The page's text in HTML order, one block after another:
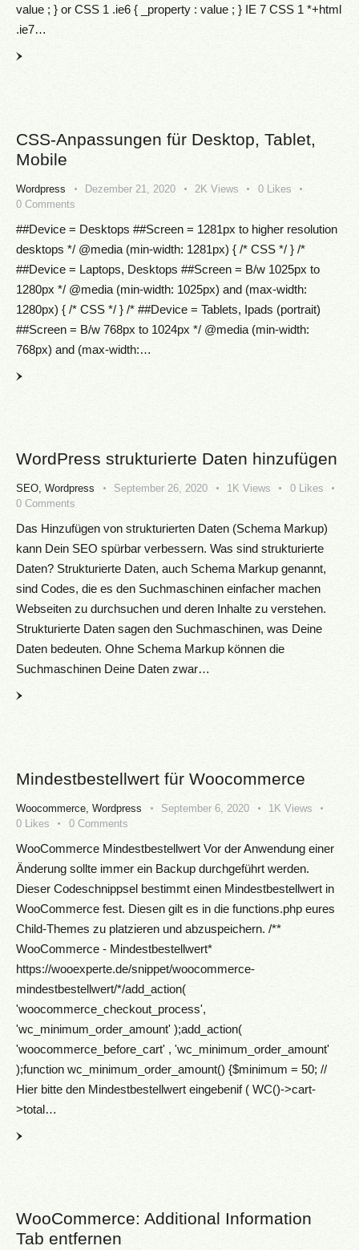
value ; } or CSS 1 .ie6 { _property : value ; } IE 7 CSS 1 *+html
.ie7…
CSS-Anpassungen für Desktop, Tablet,
Mobile
Wordpress Dezember 21, 2020 2K Views 0 Likes
0 Comments
##Device = Desktops ##Screen = 1281px to higher resolution
desktops */ @media (min-width: 1281px) { /* CSS */ } /*
##Device = Laptops, Desktops ##Screen = B/w 1025px to
1280px */ @media (min-width: 1025px) and (max-width:
1280px) { /* CSS */ } /* ##Device = Tablets, Ipads (portrait)
##Screen = B/w 768px to 1024px */ @media (min-width:
768px) and (max-width:…
WordPress strukturierte Daten hinzufügen
SEO, Wordpress September 26, 2020 1K Views 0 Likes
0 Comments
Das Hinzufügen von strukturierten Daten (Schema Markup)
kann Dein SEO spürbar verbessern. Was sind strukturierte
Daten? Strukturierte Daten, auch Schema Markup genannt,
sind Codes, die es den Suchmaschinen einfacher machen
Webseiten zu durchsuchen und deren Inhalte zu verstehen.
Strukturierte Daten sagen den Suchmaschinen, was Deine
Daten bedeuten. Ohne Schema Markup können die
Suchmaschinen Deine Daten zwar…
Mindestbestellwert für Woocommerce
Woocommerce Wordpress September 6, 2020 1K Views
0 Likes 0 Comments
WooCommerce Mindestbestellwert Vor der Anwendung einer
Änderung sollte immer ein Backup durchgeführt werden.
Dieser Codeschnippsel bestimmt einen Mindestbestellwert in
WooCommerce fest. Diesen gilt es in die functions.php eures
Child-Themes zu platzieren und abzuspeichern. /**
WooCommerce - Mindestbestellwert*
https://wooexperte.de/snippet/woocommerce-
mindestbestellwert/*/add_action(
'woocommerce_checkout_process',
'wc_minimum_order_amount' );add_action(
'woocommerce_before_cart' , 'wc_minimum_order_amount'
);function wc_minimum_order_amount() {$minimum = 50; //
Hier bitte den Mindestbestellwert eingebenif ( WC()->cart-
>total…
WooCommerce: Additional Information
Tab entfernen